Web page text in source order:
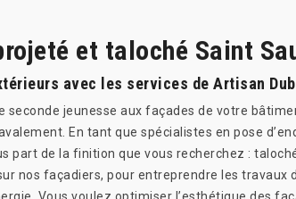
et taloché Saint
avec les services de Artisan
seconde jeunesse aux façades de votre
En tant que spécialistes en pose
part de la finition que vous recherchez :
nos façadiers, pour entreprendre les travaux